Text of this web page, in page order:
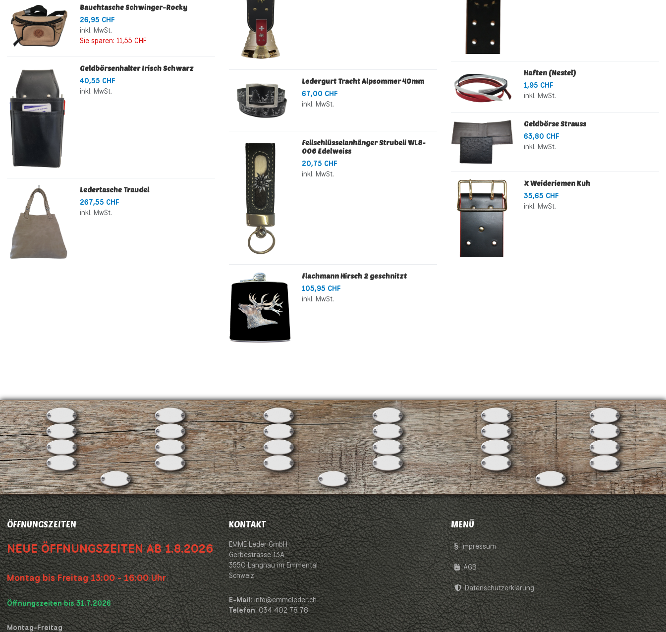
Bauchtasche Schwinger-Rocky
26,95 CHF
inkl. MwSt.
Sie sparen: 11,55 CHF
Geldbörsenhalter Irisch Schwarz
40,55 CHF
inkl. MwSt.
Ledertasche Traudel
267,55 CHF
inkl. MwSt.
Ledergurt Tracht Alpsommer 40mm
67,00 CHF
inkl. MwSt.
Fellschlüsselanhänger Strubeli WL8-
006 Edelweiss
20,75 CHF
inkl. MwSt.
Flachmann Hirsch 2 geschnitzt
105,95 CHF
inkl. MwSt.
Haften (Nestel)
1,95 CHF
inkl. MwSt.
Geldbörse Strauss
63,80 CHF
inkl. MwSt.
X Weideriemen Kuh
35,65 CHF
inkl. MwSt.
ÖFFNUNGSZEITEN
NEUE ÖFFNUNGSZEITEN AB 1.8.2026
Montag bis Freitag 13:00 - 16:00 Uhr
Öffnungszeiten bis 31.7.2026
Montag-Freitag
KONTAKT
EMME Leder GmbH
Gerbestrasse 13A
3550 Langnau im Emmental
Schweiz
E-Mail: info@emmeleder.ch
Telefon: 034 402 78 78
MENÜ
Impressum
AGB
Datenschutzerklärung